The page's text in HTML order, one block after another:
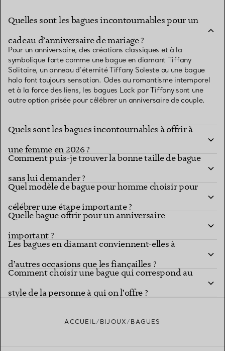
Quelles sont les bagues incontournables pour un
cadeau d’anniversaire de mariage ?
Pour un anniversaire, des créations classiques et à la
symbolique forte comme une bague en diamant Tiffany
Solitaire, un anneau d’éternité Tiffany Soleste ou une bague
halo font toujours sensation. Odes au romantisme intemporel
et à la force des liens, les bagues Lock par Tiffany sont une
autre option prisée pour célébrer un anniversaire de couple.
Quels sont les bagues incontournables à offrir à
une femme en 2026 ?
Comment puis-je trouver la bonne taille de bague
sans lui demander ?
Quel modèle de bague pour homme choisir pour
célébrer une étape importante ?
Quelle bague offrir pour un anniversaire
important ?
Les bagues en diamant conviennent-elles à
d’autres occasions que les fiançailles ?
Comment choisir une bague qui correspond au
style de la personne à qui on l’offre ?
ACCUEIL BIJOUX BAGUES